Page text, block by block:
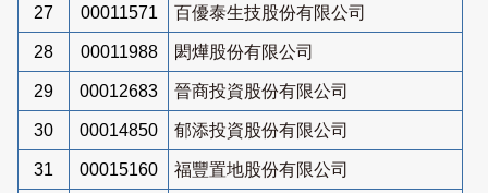
27 00011571 百優泰生技股份有限公司
28 00011988 閎燁股份有限公司
29 00012683 晉商投資股份有限公司
30 00014850 郁添投資股份有限公司
31 00015160 福豐置地股份有限公司